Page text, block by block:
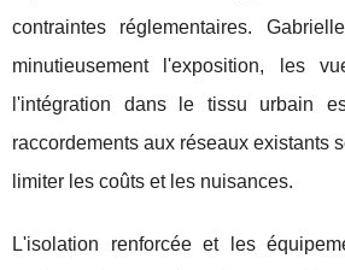
contraintes réglementaires.
minutieusement l'exposition, les
l'intégration dans le tissu urbain
raccordements aux réseaux existants
limiter les coûts et les nuisances.
L'isolation renforcée et les